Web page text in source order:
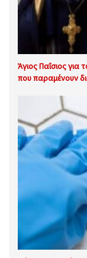
Άγιος Παΐσιος για
που παραμένουν